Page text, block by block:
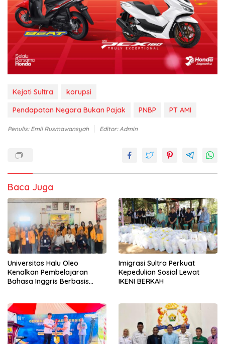
Kejati Sultra
korupsi
Pendapatan Negara Bukan Pajak
PNBP PT AMI
Penulis: Emil Rusmawansyah Editor: Admin
Baca Juga
Universitas Halu Oleo
Kenalkan Pembelajaran
Bahasa Inggris Berbasis
Imigrasi Sultra Perkuat
Kepedulian Sosial Lewat
IKENI BERKAH